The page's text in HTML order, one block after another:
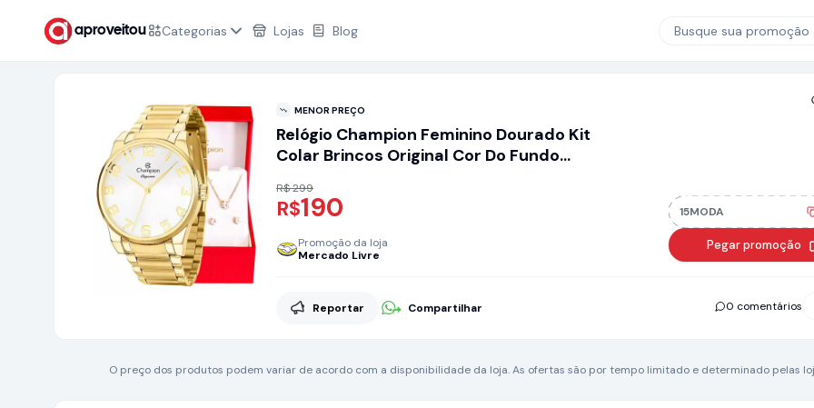
aproveitou Categorias Lojas Blog Busque sua promoção
MENOR PREÇO
Relógio Champion Feminino Dourado Kit
Colar Brincos Original Cor Do Fundo
R$ 299
R$190
Promoção da loja
Mercado Livre
15MODA
Pegar promoção
Reportar Compartilhar 0 comentários
O preço dos produtos podem variar de acordo com a disponibilidade da loja. As ofertas são por tempo limitado e determinado pelas